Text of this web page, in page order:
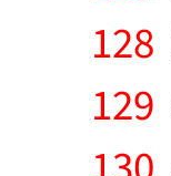
128
129